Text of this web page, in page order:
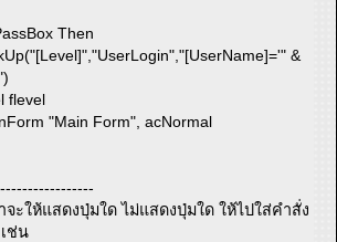
Then
&
flevel
"Main Form", acNormal
จะให้แสดงปุ่มใด ไม่แสดงปุ่มใด ให้ไปใส่คำสั่ง
ช่น